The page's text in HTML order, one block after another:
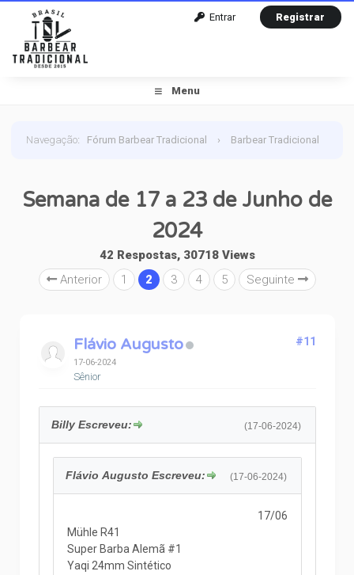
Entrar Registrar
Menu
Navegação: Fórum Barbear Tradicional › Barbear Tradicional
Semana de 17 a 23 de Junho de
2024
42 Respostas, 30718 Views
Anterior
1 2 3 4 5 Seguinte
Flávio Augusto
17-06-2024
Sênior
#11
(17-06-2024)
Billy Escreveu:
(17-06-2024)
Flávio Augusto Escreveu:
17/06
Mühle R41
Super Barba Alemã #1
Yaqi 24mm Sintético